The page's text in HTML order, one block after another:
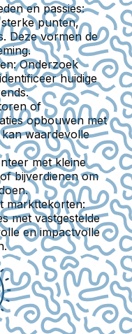
en passies:
punten,
Deze vormen de
Onderzoek
huidige
of
opbouwen met
waardevolle
met kleine
bijverdienen om
markttekorten:
met vastgestelde
en impactvolle